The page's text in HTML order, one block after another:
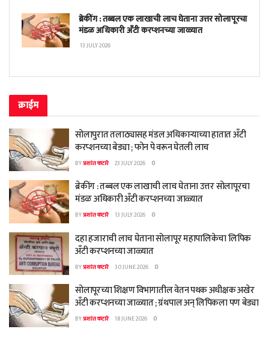
ब्रेकींग : तब्बल एक लाखाची लाच घेताना उत्तर सोलापूरचा
मंडळ अधिकारी अँटी करप्शनच्या जाळ्यात
13 JULY 2026
क्राईम
सोलापुरात तलाठ्यासह मंडल अधिकाऱ्याच्या हातात अँटी
करप्शनच्या बेड्या ; फोन पे वरून घेतली लाच
BYप्रशांत कटारे 23 JULY 2026 0
ब्रेकींग : तब्बल एक लाखाची लाच घेताना उत्तर सोलापूरचा
मंडळ अधिकारी अँटी करप्शनच्या जाळ्यात
BYप्रशांत कटारे 13 JULY 2026 0
दहा हजाराची लाच घेताना सोलापूर महापालिकेचा लिपिक
अँटी करप्शनच्या जाळ्यात
BYप्रशांत कटारे 30 JUNE 2026 0
सोलापूरच्या शिक्षण विभागातील वेतन पथक अधीक्षक अखेर
अँटी करप्शनच्या जाळ्यात ; ग्रंथपाल अन् लिपिकला पण बेड्या
BYप्रशांत कटारे 18 JUNE 2026 0